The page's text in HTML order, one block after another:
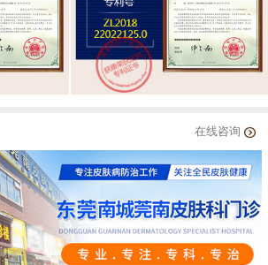
在线咨询